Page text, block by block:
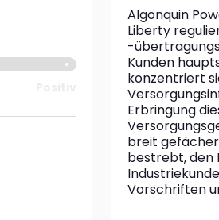
Algonquin
Liberty
-
Kunden
konzentriert
Erbringung
breit
bestrebt, den
Vorschriften